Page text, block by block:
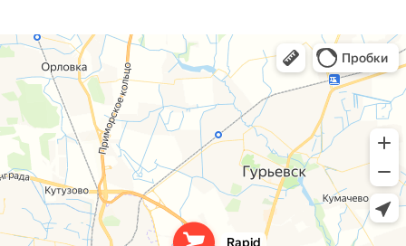
sale@rapidkld.ru
ЗАКАЗАТЬ ЗВОНОК →
Розничный отдел:
+7 (4012) 388-824
Отдел оптовых продаж:
+7 (4012) 922-988
sale@rapidkld.ru